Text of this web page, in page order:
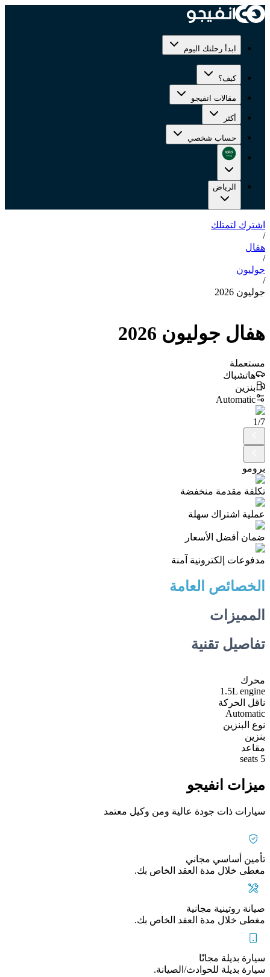
ابدأ رحلتك اليوم
كيف؟
مقالات انفيجو
أكثر
حساب شخصي
الرياض
اشترك لتمتلك
/
هفال
/
جوليون
/
جوليون 2026
هفال جوليون 2026
مستعملة
هاتشباك
بنزين
Automatic
1/7
برومو
تكلفة مقدمة منخفضة
عملية اشتراك سهلة
ضمان أفضل الأسعار
مدفوعات إلكترونية آمنة
الخصائص العامة
المميزات
تفاصيل تقنية
محرك
1.5L engine
ناقل الحركة
Automatic
نوع البنزين
بنزين
مقاعد
5 seats
ميزات انفيجو
سيارات ذات جودة عالية ومن وكيل معتمد
تأمين أساسي مجاني
مغطى خلال مدة العقد الخاص بك.
صيانة روتينية مجانية
مغطى خلال مدة العقد الخاص بك.
سيارة بديلة مجانًا
سيارة بديلة للحوادث/الصيانة.